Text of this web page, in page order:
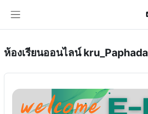
ห้องเรียนออนไลน์ kru_Paphada